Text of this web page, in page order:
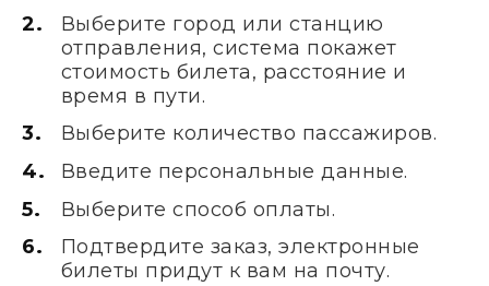
Выберите город или станцию
отправления, система покажет
стоимость билета, расстояние и
время в пути.
Выберите количество пассажиров.
Введите персональные данные.
Выберите способ оплаты.
Подтвердите заказ, электронные
билеты придут к вам на почту.